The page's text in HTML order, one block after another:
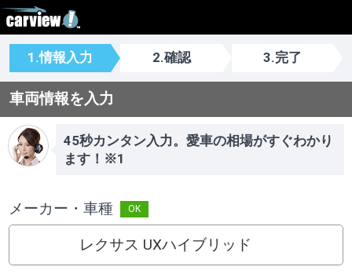
1.情報入力 2.確認 3.完了
車両情報を入力
45秒カンタン入力。愛車の相場がすぐわかり
ます！※1
メーカー・車種
レクサス UXハイブリッド